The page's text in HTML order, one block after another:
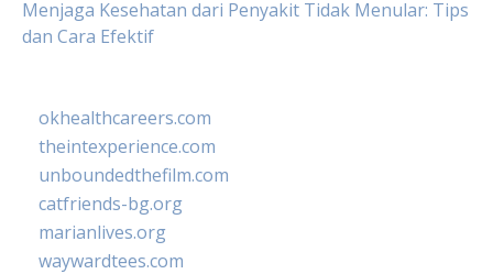
Menjaga Kesehatan dari Penyakit Tidak Menular: Tips
dan Cara Efektif
okhealthcareers.com
theintexperience.com
unboundedthefilm.com
catfriends-bg.org
marianlives.org
waywardtees.com